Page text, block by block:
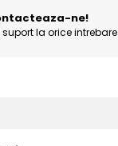
ne!
suport la orice intrebare